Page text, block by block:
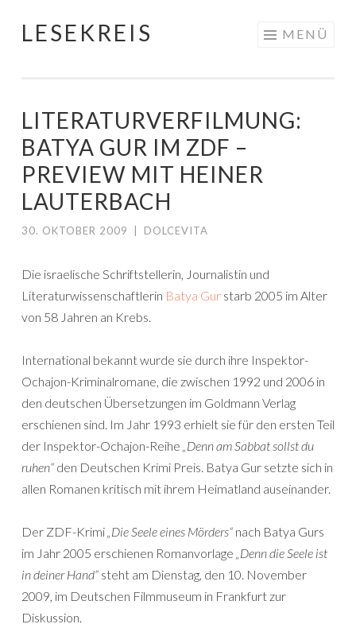
Springe
LESEKREIS MENÜ
LITERATURVERFILMUNG:
BATYA GUR IM ZDF –
PREVIEW MIT HEINER
LAUTERBACH
30. OKTOBER 2009 DOLCEVITA
Die israelische Schriftstellerin, Journalistin und
Literaturwissenschaftlerin Batya Gur starb 2005 im Alter
von 58 Jahren an Krebs.
International bekannt wurde sie durch ihre Inspektor-
Ochajon-Kriminalromane, die zwischen 1992 und 2006 in
den deutschen Übersetzungen im Goldmann Verlag
erschienen sind. Im Jahr 1993 erhielt sie für den ersten Teil
der Inspektor-Ochajon-Reihe „Denn am Sabbat sollst du
ruhen“ den Deutschen Krimi Preis. Batya Gur setzte sich in
allen Romanen kritisch mit ihrem Heimatland auseinander.
Der ZDF-Krimi„Die Seele eines Mörders“ nach Batya Gurs
im Jahr 2005 erschienen Romanvorlage „Denn die Seele ist
in deiner Hand“ steht am Dienstag, den 10. November
2009, im Deutschen Filmmuseum in Frankfurt zur
Diskussion.